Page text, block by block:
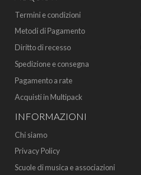
Termini e condizioni
Metodi di Pagamento
Diritto di recesso
Spedizione e consegna
Pagamento a rate
Acquisti in Multipack
INFORMAZIONI
Chi siamo
Privacy Policy
Scuole di musica e associazioni